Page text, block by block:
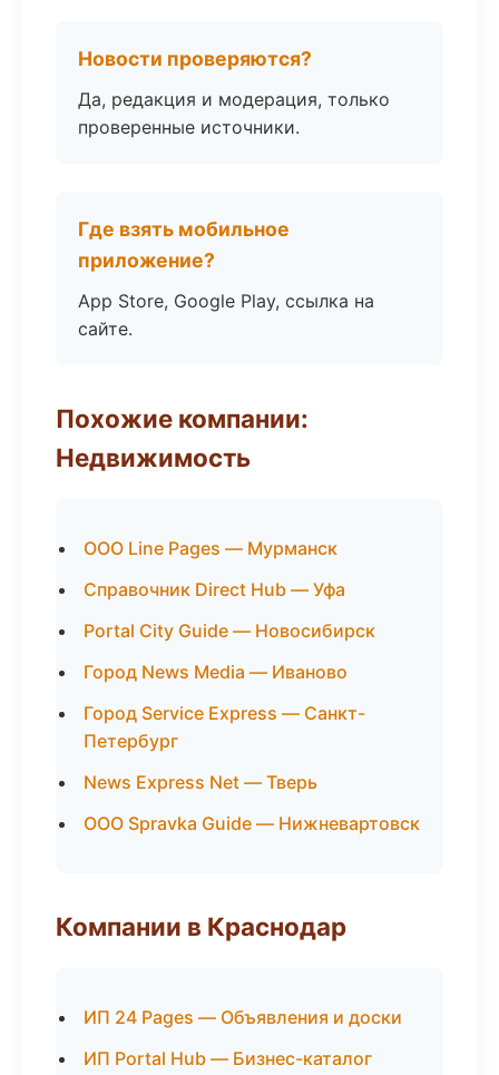
Новости проверяются?
Да, редакция и модерация, только
проверенные источники.
Где взять мобильное
приложение?
App Store, Google Play, ссылка на
сайте.
Похожие компании:
Недвижимость
ООО Line Pages — Мурманск
Справочник Direct Hub — Уфа
Portal City Guide — Новосибирск
Город News Media — Иваново
Город Service Express — Санкт-
Петербург
News Express Net — Тверь
ООО Spravka Guide — Нижневартовск
Компании в Краснодар
ИП 24 Pages — Объявления и доски
ИП Portal Hub — Бизнес-каталог